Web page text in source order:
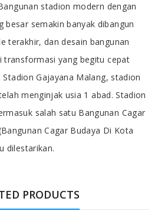
stadion modern dengan
besar semakin banyak dibangun
terakhir, dan desain bangunan
transformasi yang begitu cepat
Stadion Gajayana Malang, stadion
menginjak usia 1 abad. Stadion
salah satu Bangunan Cagar
Cagar Budaya Di Kota
dilestarikan.
PRODUCTS